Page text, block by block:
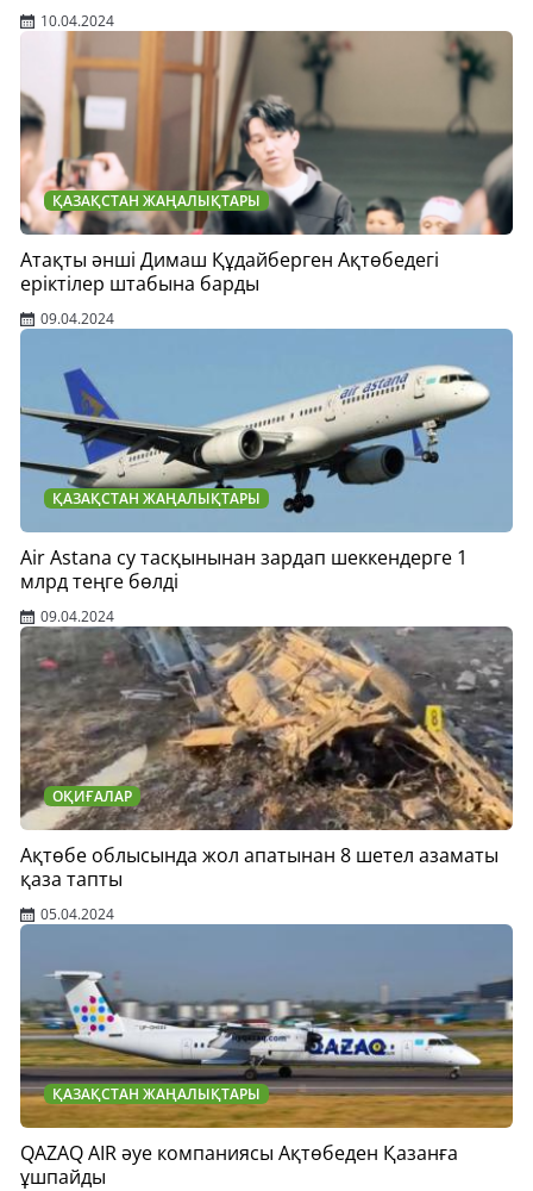
10.04.2024
ҚАЗАҚСТАН ЖАҢАЛЫҚТАРЫ
Атақты әнші Димаш Құдайберген Ақтөбедегі
еріктілер штабына барды
09.04.2024
ҚАЗАҚСТАН ЖАҢАЛЫҚТАРЫ
Air Astana су тасқынынан зардап шеккендерге 1
млрд теңге бөлді
09.04.2024
ОҚИҒАЛАР
Ақтөбе облысында жол апатынан 8 шетел азаматы
қаза тапты
05.04.2024
ҚАЗАҚСТАН ЖАҢАЛЫҚТАРЫ
QAZAQ AIR әуе компаниясы Ақтөбеден Қазанға
ұшпайды